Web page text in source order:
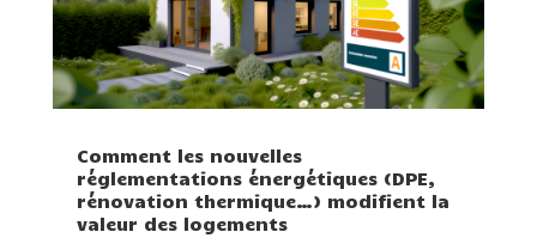
Comment les nouvelles
réglementations énergétiques (DPE,
rénovation thermique…) modifient la
valeur des logements